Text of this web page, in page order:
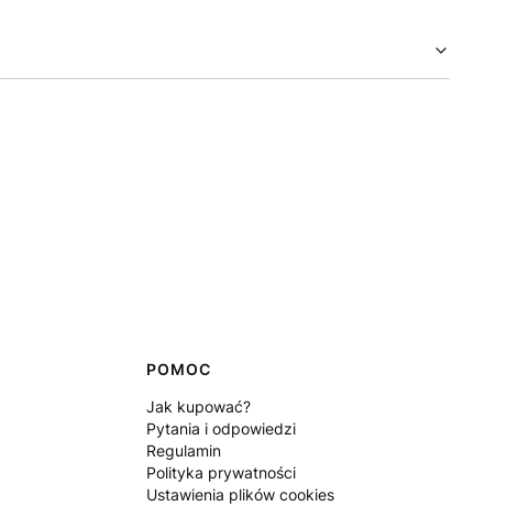
POMOC
Jak kupować?
Pytania i odpowiedzi
Regulamin
Polityka prywatności
Ustawienia plików cookies